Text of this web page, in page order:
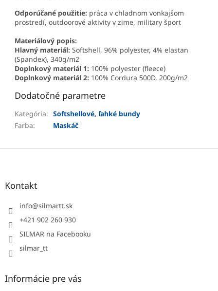
Odporúčané použitie: práca v chladnom vonkajšom
prostredí, outdoorové aktivity v zime, military šport
Materiálový popis:
Hlavný materiál: Softshell, 96% polyester, 4% elastan
(Spandex), 340g/m2
Doplnkový materiál 1: 100% polyester (fleece)
Doplnkový materiál 2: 100% Cordura 500D, 200g/m2
Dodatočné parametre
Kategória: Softshellové, ľahké bundy
Farba: Maskáč
Z
Kontakt
info@silmartt.sk
+421 902 260 930
SILMAR na Facebooku
silmar_tt
Informácie pre vás